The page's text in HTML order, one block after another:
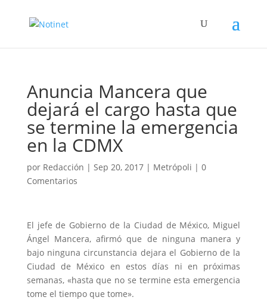
Anuncia Mancera que
dejará el cargo hasta que
se termine la emergencia
en la CDMX
por Redacción | Sep 20, 2017| Metrópoli | 0
Comentarios
El jefe de Gobierno de la Ciudad de México, Miguel
Ángel Mancera, afirmó que de ninguna manera y
bajo ninguna circunstancia dejara el Gobierno de la
Ciudad de México en estos días ni en próximas
semanas, «hasta que no se termine esta emergencia
tome el tiempo que tome».